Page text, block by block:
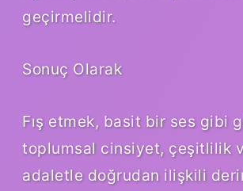
geçirmelidir.
Sonuç Olarak
Fış etmek, basit bir ses gibi
toplumsal cinsiyet, çeşitlilik
adaletle doğrudan ilişkili